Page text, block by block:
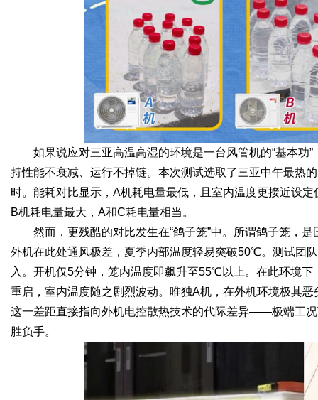
如果说应对三亚高温高湿的环境是一台风管机的“基本功
持性能不衰减、运行不掉链。本次测试选取了三亚中午最
时。能耗对比显示，A机耗电量最低，且室内温度更接近设
B机耗电量最大，A和C耗电量相当。
然而，更残酷的对比发生在“鸽子笼”中。所谓鸽子笼，
外机在此处通风极差，夏季内部温度轻易突破50℃。测试团
入。开机仅5分钟，笼内温度即飙升至55℃以上。在此环境
重启，室内温度随之剧烈波动。唯独A机，在外机环境极其
这一差距直接指向外机电控散热技术的代际差异——极端工
胜负手。